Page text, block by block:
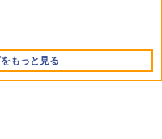
もっと見る